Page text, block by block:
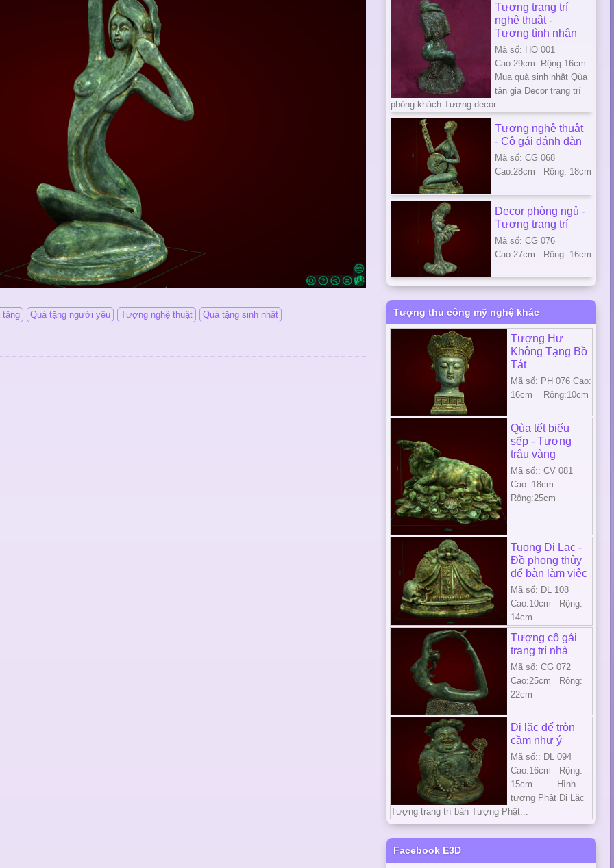
tặng Quà tặng người yêu Tượng nghệ thuật Quà tặng sinh nhật
Tượng trang trí
nghệ thuật -
Tượng tình nhân
Mã số: HO 001
Cao:29cm Rộng:16cm
Mua quà sinh nhật Qùa
tân gia Decor trang trí
phòng khách Tượng decor
Tượng nghệ thuật
- Cô gái đánh đàn
Mã số: CG 068
Cao:28cm Rộng: 18cm
Decor phòng ngủ -
Tượng trang trí
Mã số: CG 076
Cao:27cm Rộng: 16cm
Tượng thủ công mỹ nghệ khác
Tượng Hư
Không Tạng Bồ
Tát
Mã số: PH 076 Cao:
16cm Rộng:10cm
Qùa tết biếu
sếp - Tượng
trâu vàng
Mã số:: CV 081
Cao: 18cm
Rộng:25cm
Tuong Di Lac -
Đồ phong thủy
để bàn làm việc
Mã số: DL 108
Cao:10cm Rộng:
14cm
Tượng cô gái
trang trí nhà
Mã số: CG 072
Cao:25cm Rộng:
22cm
Di lặc đế tròn
cầm như ý
Mã số:: DL 094
Cao:16cm Rộng:
15cm Hình
tượng Phật Di Lặc
Tượng trang trí bàn Tượng Phật...
Facebook E3D